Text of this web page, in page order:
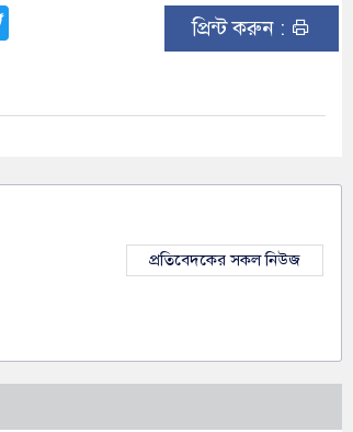
প্রিন্ট করুন :
প্রতিবেদকের সকল নিউজ